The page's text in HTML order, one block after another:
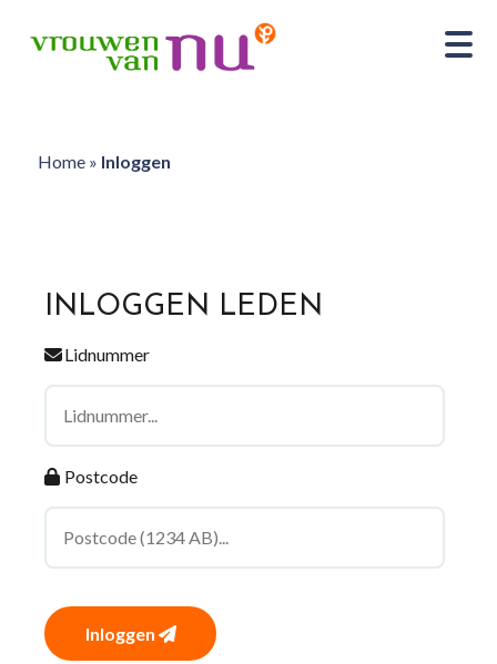
Home» Inloggen
INLOGGEN LEDEN
Lidnummer
Postcode
Inloggen